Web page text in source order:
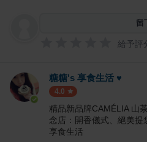
留
給予評
糖糖's 享食生活 ♥
4.0
精品新品牌CAMÉLIA 山
念店：開香儀式、絕美
享食生活